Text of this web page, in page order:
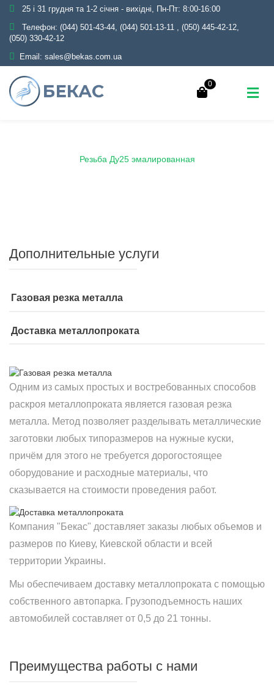
25 і 31 грудня та 1-2 січня - вихідні, Пн-Пт: 8:00-16:00
Телефон: (044) 501-43-44, (044) 501-13-11 , (050) 445-42-12,
(050) 330-42-12
Email: sales@bekas.com.ua
0
Резьба Ду25 эмалированная
Дополнительные услуги
Газовая резка металла
Доставка металлопроката
Одним из самых простых и востребованных способов
раскроя металлопроката является газовая резка
металла. Метод позволяет разделывать металлические
заготовки любых типоразмеров на нужные куски,
причём для этого не требуется дорогостоящее
оборудование и расходные материалы, что
сказывается на стоимости проведения работ.
Компания "Бекас" доставляет заказы любых объемов и
размеров по Киеву, Киевской области и всей
территории Украины.
Мы обеспечиваем доставку металлопроката с помощью
собственного автопарка. Грузоподъемность наших
автомобилей составляет от 0,5 до 21 тонны.
Преимущества работы с нами